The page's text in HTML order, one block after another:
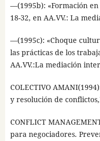
—(1995b): «Formación
18-32, en AA.VV.: La
—(1995c): «Choque
las prácticas de los
AA.VV.:La mediación
COLECTIVO
y resolución de
CONFLICT
para negociadores.